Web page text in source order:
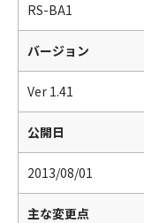
RS-BA1
バージョン
Ver 1.41
公開日
2013/08/01
主な変更点